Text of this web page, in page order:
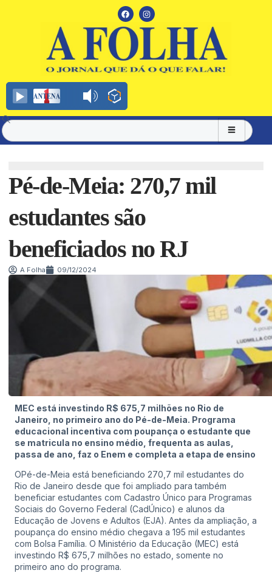
Pé-de-Meia: 270,7 mil
estudantes são
beneficiados no RJ
A Folha 09/12/2024
MEC está investindo R$ 675,7 milhões no Rio de
Janeiro, no primeiro ano do Pé-de-Meia. Programa
educacional incentiva com poupança o estudante que
se matricula no ensino médio, frequenta as aulas,
passa de ano, faz o Enem e completa a etapa de ensino
OPé-de-Meia está beneficiando 270,7 mil estudantes do
Rio de Janeiro desde que foi ampliado para também
beneficiar estudantes com Cadastro Único para Programas
Sociais do Governo Federal (CadÚnico) e alunos da
Educação de Jovens e Adultos (EJA). Antes da ampliação, a
poupança do ensino médio chegava a 195 mil estudantes
com Bolsa Família. O Ministério da Educação (MEC) está
investindo R$ 675,7 milhões no estado, somente no
primeiro ano do programa.